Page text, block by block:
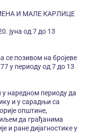
И МАЛЕ КАРЛИЦЕ
jуна од 7 до 13
се позивом на бројеве
у периоду од 7 до 13
наредном периоду да
и у сарадњи са
општине,
да грађанима
и ране дијагностике у